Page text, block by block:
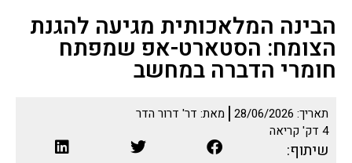
הבינה המלאכותית מגיעה להגנת
הצומח: הסטארט-אפ שמפתח
חומרי הדברה במחשב
תאריך: 28/06/2026 מאת: דר' דרור הדר
4 דק' קריאה
שיתוף: